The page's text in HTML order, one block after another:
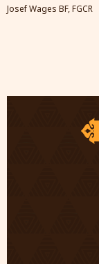
Josef Wages BF, FGCR